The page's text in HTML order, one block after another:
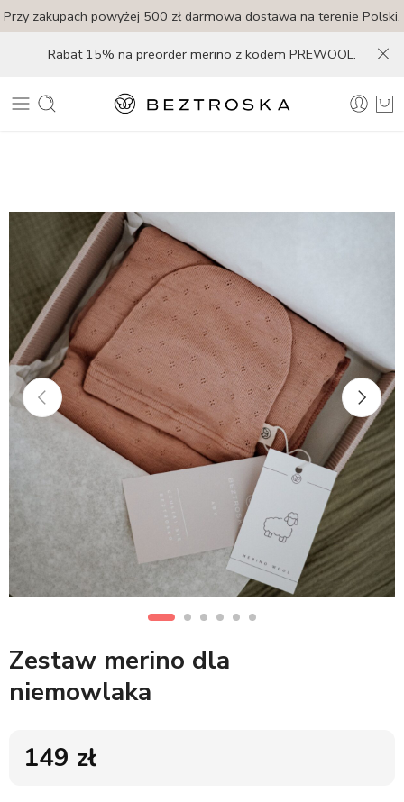
Przy zakupach powyżej 500 zł darmowa dostawa na terenie Polski.
Rabat 15% na preorder merino z kodem PREWOOL.
Zestaw merino dla
niemowlaka
149 zł